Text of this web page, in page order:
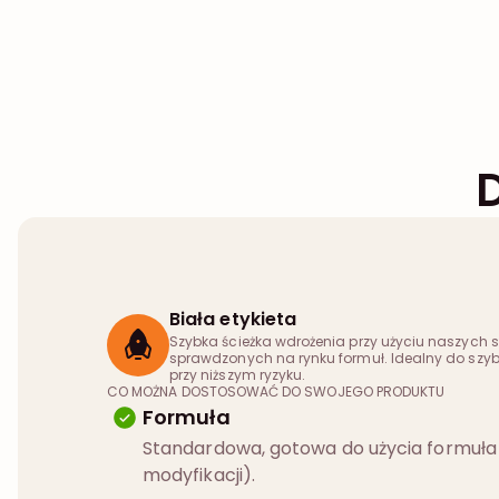
Biała etykieta
Szybka ścieżka wdrożenia przy użyciu naszych
sprawdzonych na rynku formuł. Idealny do
przy niższym ryzyku.
CO MOŻNA DOSTOSOWAĆ DO SWOJEGO PRODUKTU
Formuła
Standardowa, gotowa do użycia
modyfikacji).